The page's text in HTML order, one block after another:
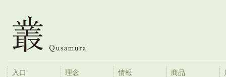
入口 理念 情報 商品